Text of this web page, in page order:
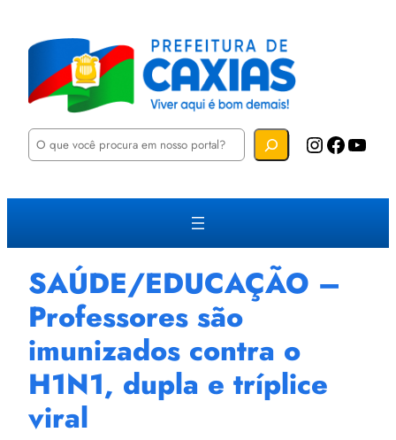
P
u
a
Instagram Facebook YouTube
SAÚDE/EDUCAÇÃO –
Professores são
imunizados contra o
H1N1, dupla e tríplice
viral